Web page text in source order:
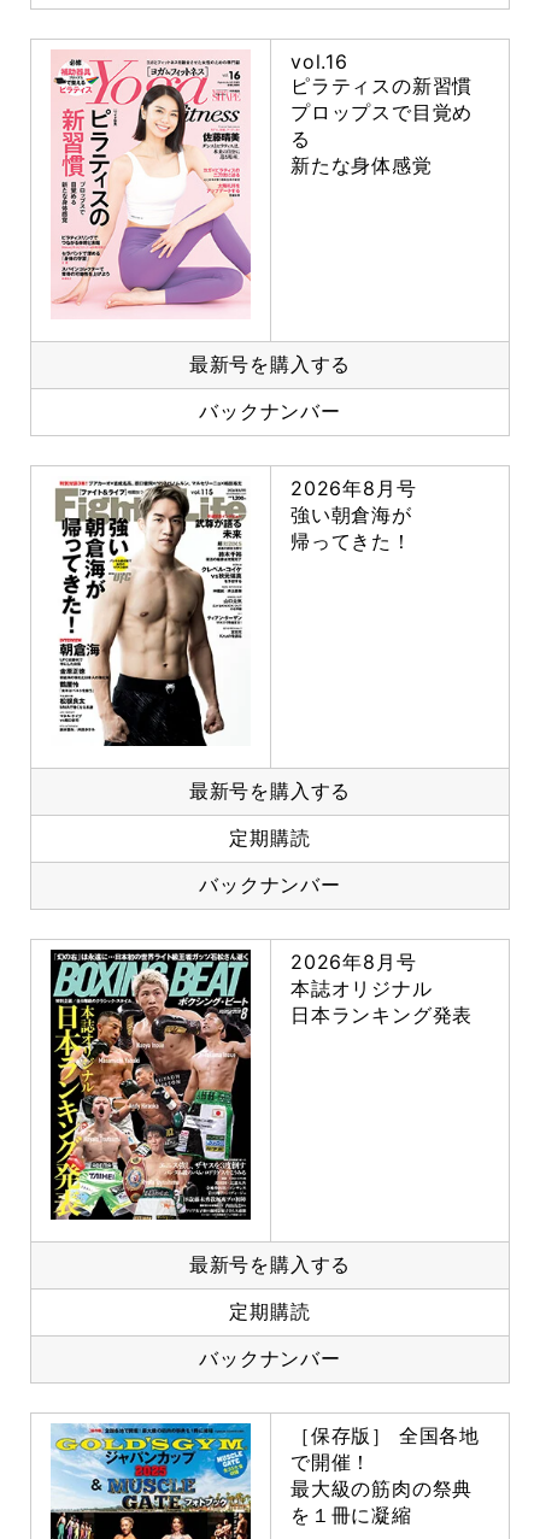
vol.16
ピラティスの新習慣
プロップスで目覚め
る
新たな身体感覚
最新号を購入する
バックナンバー
2026年8月号
強い朝倉海が
帰ってきた！
最新号を購入する
定期購読
バックナンバー
2026年8月号
本誌オリジナル
日本ランキング発表
最新号を購入する
定期購読
バックナンバー
［保存版］ 全国各地
で開催！
最大級の筋肉の祭典
を１冊に凝縮